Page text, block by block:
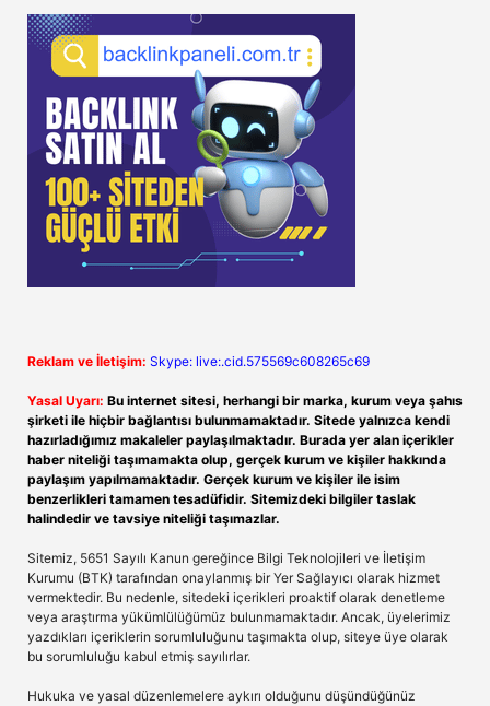
Reklam ve İletişim: Skype: live:.cid.575569c608265c69
Yasal Uyarı: Bu internet sitesi, herhangi bir marka, kurum veya şahıs
şirketi ile hiçbir bağlantısı bulunmamaktadır. Sitede yalnızca kendi
hazırladığımız makaleler paylaşılmaktadır. Burada yer alan içerikler
haber niteliği taşımamakta olup, gerçek kurum ve kişiler hakkında
paylaşım yapılmamaktadır. Gerçek kurum ve kişiler ile isim
benzerlikleri tamamen tesadüfidir. Sitemizdeki bilgiler taslak
halindedir ve tavsiye niteliği taşımazlar.
Sitemiz, 5651 Sayılı Kanun gereğince Bilgi Teknolojileri ve İletişim
Kurumu (BTK) tarafından onaylanmış bir Yer Sağlayıcı olarak hizmet
vermektedir. Bu nedenle, sitedeki içerikleri proaktif olarak denetleme
veya araştırma yükümlülüğümüz bulunmamaktadır. Ancak, üyelerimiz
yazdıkları içeriklerin sorumluluğunu taşımakta olup, siteye üye olarak
bu sorumluluğu kabul etmiş sayılırlar.
Hukuka ve yasal düzenlemelere aykırı olduğunu düşündüğünüz